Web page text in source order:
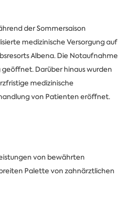
der Sommersaison
medizinische Versorgung auf
Albena. Die Notaufnahme
geöffnet. Darüber hinaus wurden
medizinische
von Patienten eröffnet.
von bewährten
Palette von zahnärztlichen